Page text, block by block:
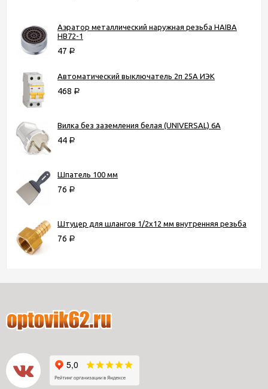
Аэратор металлический наружная резьба HAIBA
HB72-1
47 Р
Автоматический выключатель 2п 25А ИЭК
468 Р
Вилка без заземления белая (UNIVERSAL) 6А
44 Р
Шпатель 100 мм
76 Р
Штуцер для шлангов 1/2х12 мм внутренняя резьба
76 Р